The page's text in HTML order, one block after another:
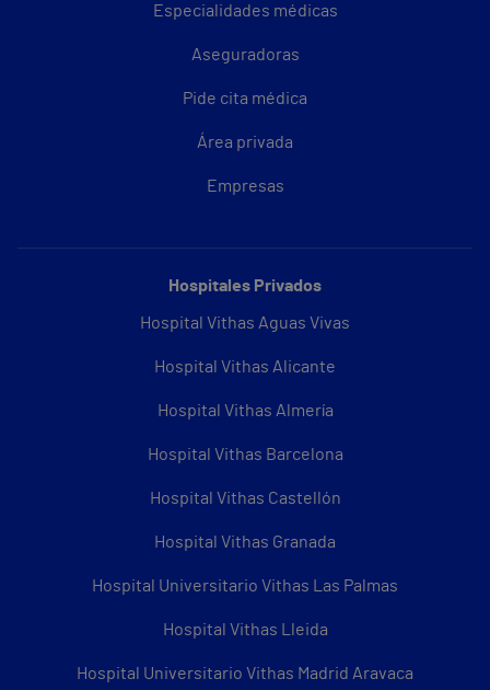
Especialidades médicas
Aseguradoras
Pide cita médica
Área privada
Empresas
Hospitales Privados
Hospital Vithas Aguas Vivas
Hospital Vithas Alicante
Hospital Vithas Almería
Hospital Vithas Barcelona
Hospital Vithas Castellón
Hospital Vithas Granada
Hospital Universitario Vithas Las Palmas
Hospital Vithas Lleida
Hospital Universitario Vithas Madrid Aravaca